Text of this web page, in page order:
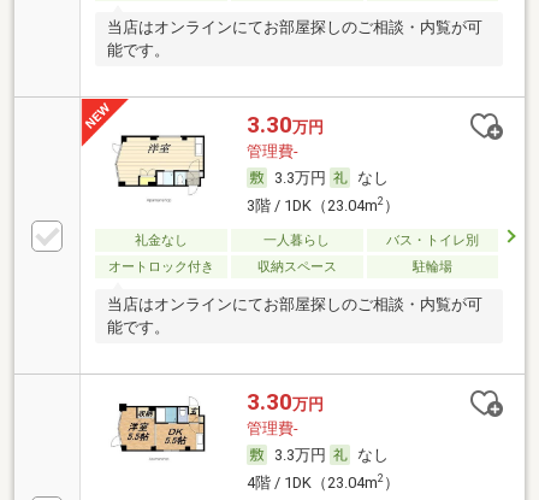
当店はオンラインにてお部屋探しのご相談・内覧が可
能です。
3.30万円
管理費-
3.3万円
なし
3階 / 1DK（23.04m2）
礼金なし 一人暮らし
バス・トイレ別
オートロック付き
収納スペース 駐輪場
当店はオンラインにてお部屋探しのご相談・内覧が可
能です。
3.30万円
管理費-
3.3万円
なし
4階 / 1DK（23.04m2）